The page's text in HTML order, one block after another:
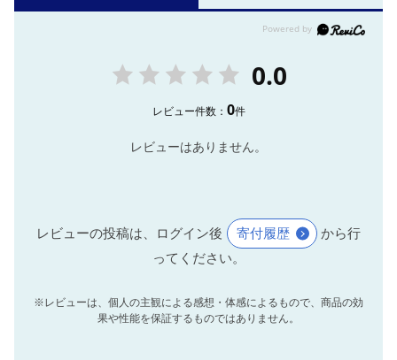
0.0
レビュー件数： 0件
レビューはありません。
レビューの投稿は、ログイン後 寄付履歴
から行
ってください。
※レビューは、個人の主観による感想・体感によるもので、商品の効
果や性能を保証するものではありません。